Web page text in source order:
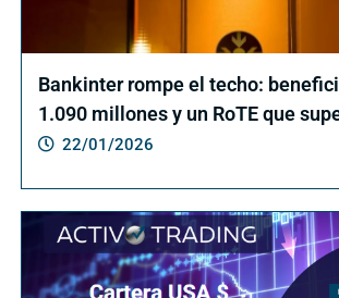
Bankinter rompe el techo:
1.090 millones y un RoTE que
22/01/2026